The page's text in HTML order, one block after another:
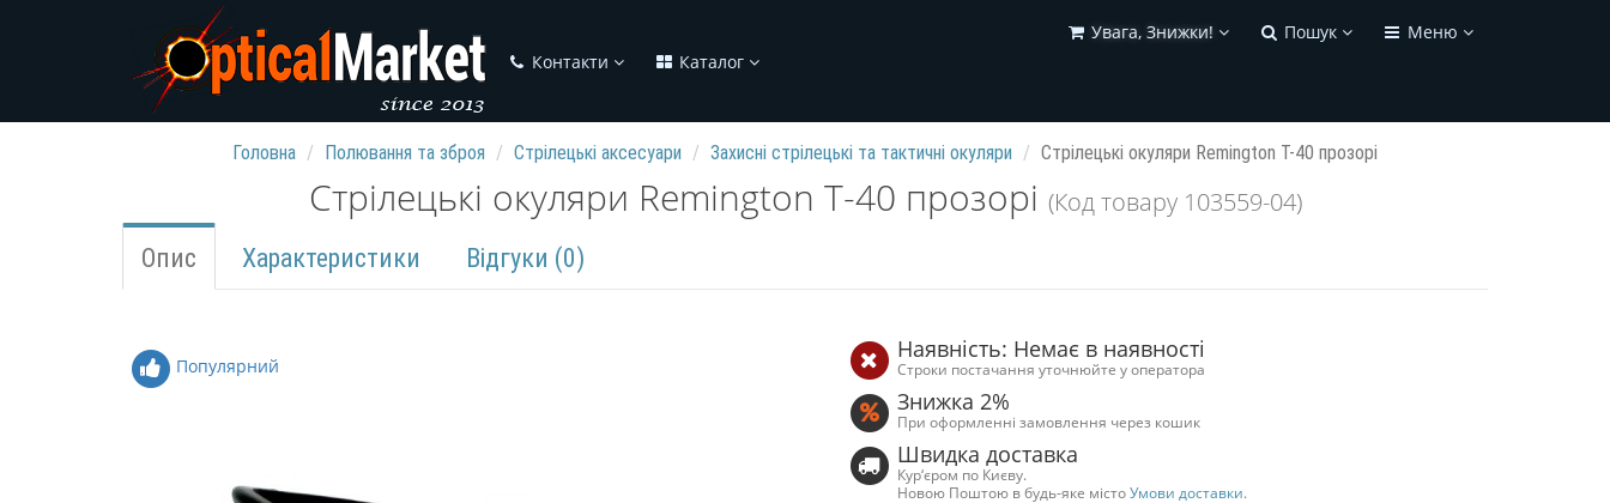
Контакти Каталог
Увага, Знижки! Пошук Меню
Головна Полювання та зброя Стрілецькі аксесуари Захисні стрілецькі та тактичні окуляри Стрілецькі окуляри Remington T-40 прозорі
Стрілецькі окуляри Remington T-40 прозорі (Код товару 103559-04)
Опис Характеристики Відгуки (0)
Популярний
Наявність: Немає в наявності
Строки постачання уточнюйте у оператора
Знижка 2%
При оформленні замовлення через кошик
Швидка доставка
Кур‘єром по Києву.
Новою Поштою в будь-яке містоУмови доставки.